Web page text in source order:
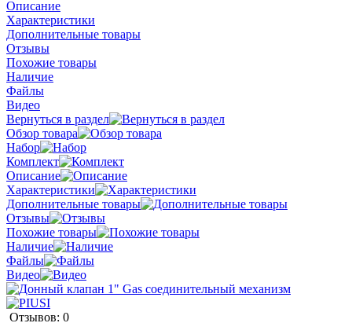
Описание
Характеристики
Дополнительные товары
Отзывы
Похожие товары
Наличие
Файлы
Видео
Вернуться в раздел
Обзор товара
Набор
Комплект
Описание
Характеристики
Дополнительные товары
Отзывы
Похожие товары
Наличие
Файлы
Видео
Отзывов: 0